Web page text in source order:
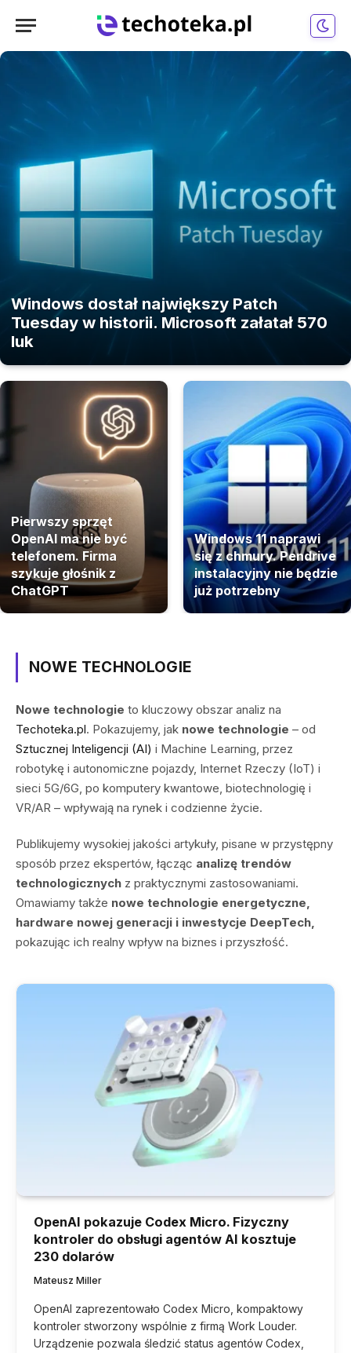
Windows dostał największy Patch
Tuesday w historii. Microsoft załatał 570
luk
Pierwszy sprzęt
OpenAI ma nie być
telefonem. Firma
szykuje głośnik z
ChatGPT
Windows 11 naprawi
się z chmury. Pendrive
instalacyjny nie będzie
już potrzebny
NOWE TECHNOLOGIE
Nowe technologie to kluczowy obszar analiz na
Techoteka.pl. Pokazujemy, jak nowe technologie – od
Sztucznej Inteligencji (AI) i Machine Learning, przez
robotykę i autonomiczne pojazdy, Internet Rzeczy (IoT) i
sieci 5G/6G, po komputery kwantowe, biotechnologię i
VR/AR – wpływają na rynek i codzienne życie.
Publikujemy wysokiej jakości artykuły, pisane w przystępny
sposób przez ekspertów, łącząc analizę trendów
technologicznych z praktycznymi zastosowaniami.
Omawiamy także nowe technologie energetyczne,
hardware nowej generacji i inwestycje DeepTech,
pokazując ich realny wpływ na biznes i przyszłość.
OpenAI pokazuje Codex Micro. Fizyczny
kontroler do obsługi agentów AI kosztuje
230 dolarów
Mateusz Miller
OpenAI zaprezentowało Codex Micro, kompaktowy
kontroler stworzony wspólnie z firmą Work Louder.
Urządzenie pozwala śledzić status agentów Codex,